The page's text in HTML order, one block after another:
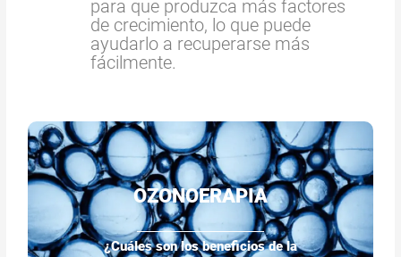
para que produzca más factores
de crecimiento, lo que puede
ayudarlo a recuperarse más
fácilmente.
OZONOERAPIA
¿Cuáles son los beneficios de la